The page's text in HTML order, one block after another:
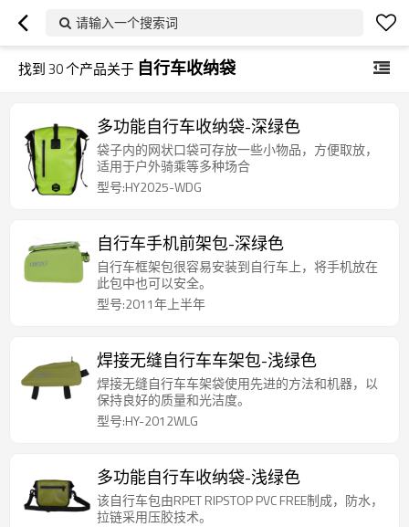
请输入一个搜索词
找到30个产品关于 自行车收纳袋
多功能自行车收纳袋-深绿色
袋子内的网状口袋可存放一些小物品，方便取放，
适用于户外骑乘等多种场合
型号:HY2025-WDG
自行车手机前架包-深绿色
自行车框架包很容易安装到自行车上，将手机放在
此包中也可以安全。
型号:2011年上半年
焊接无缝自行车车架包-浅绿色
焊接无缝自行车车架袋使用先进的方法和机器，以
保持良好的质量和光洁度。
型号:HY-2012WLG
多功能自行车收纳袋-浅绿色
该自行车包由RPET RIPSTOP PVC FREE制成，防水，
拉链采用压胶技术。